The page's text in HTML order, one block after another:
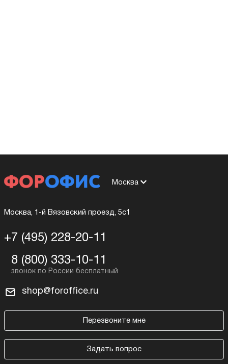
Москва
Москва, 1-й Вязовский проезд, 5с1
+7 (495) 228-20-11
8 (800) 333-10-11
shop@foroffice.ru
Перезвоните мне
Задать вопрос